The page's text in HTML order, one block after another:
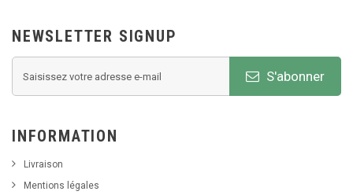
NEWSLETTER SIGNUP
S'abonner
INFORMATION
Livraison
Mentions légales